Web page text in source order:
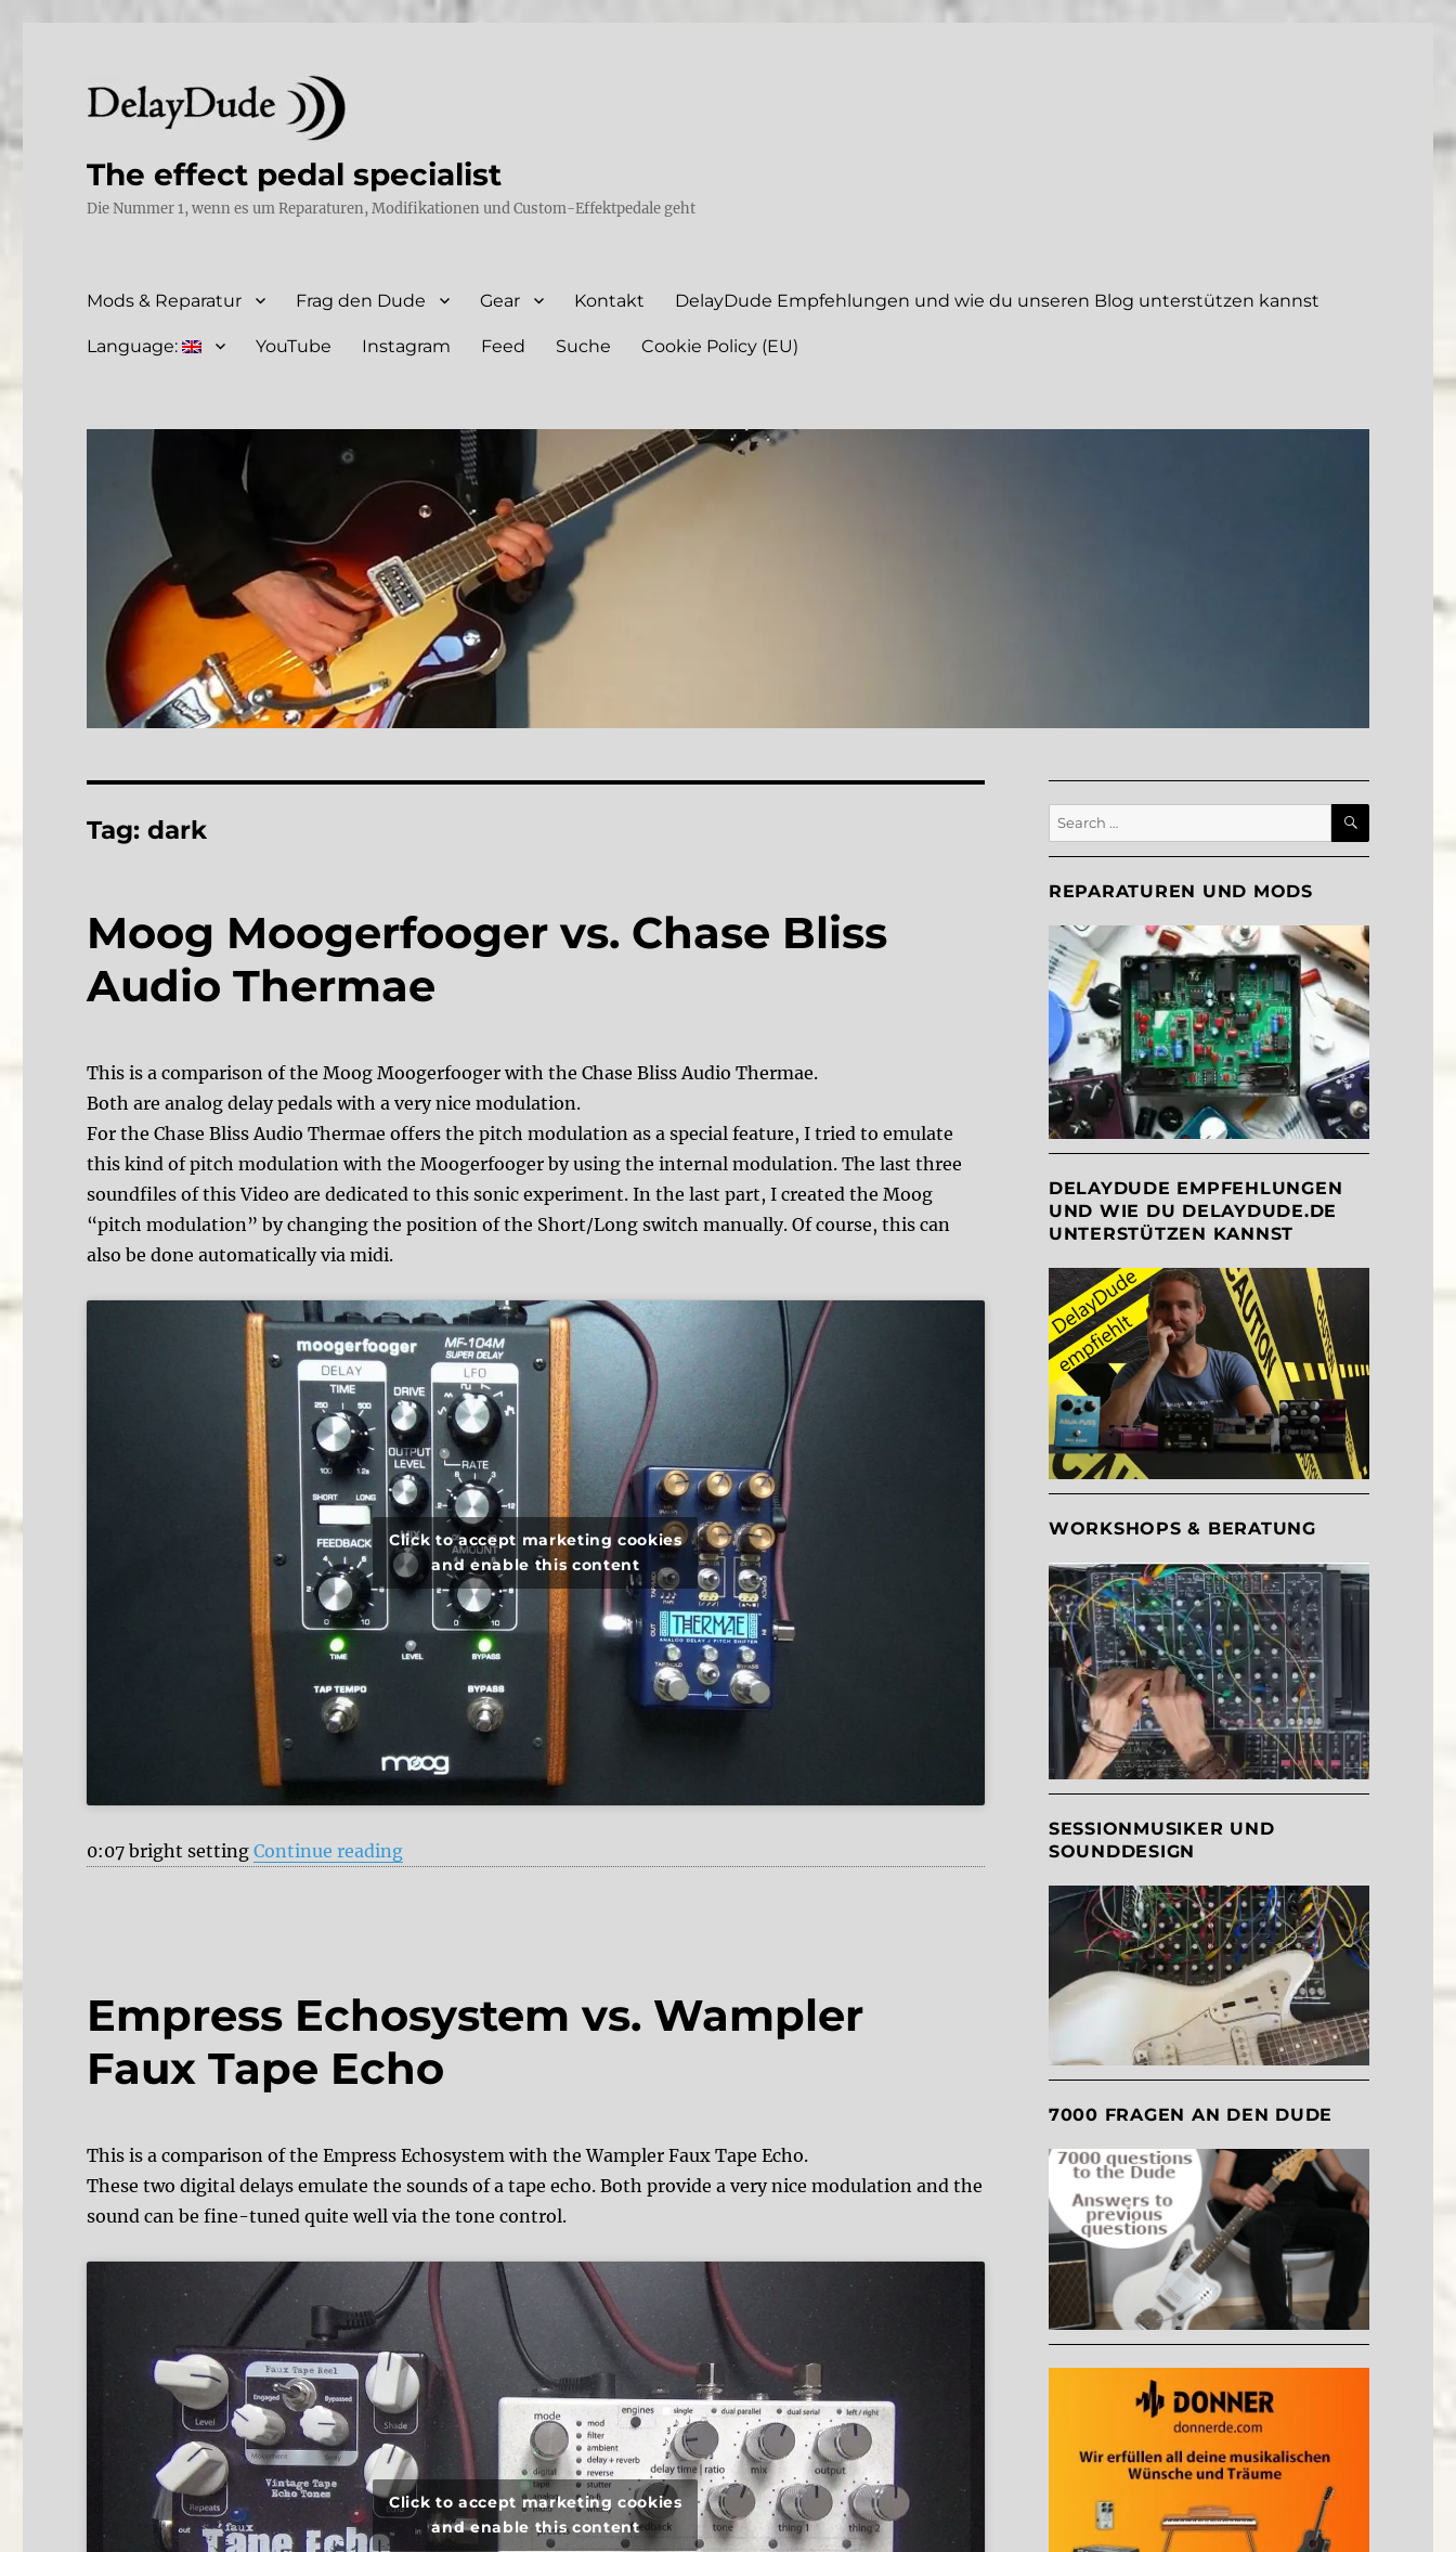
The effect pedal specialist
Die Nummer 1, wenn es um Reparaturen, Modifikationen und Custom-Effektpedale geht
Mods & Reparatur Frag den Dude Gear Kontakt DelayDude Empfehlungen und wie du unseren Blog unterstützen kannst
Language: YouTube Instagram Feed Suche Cookie Policy (EU)
Tag:dark
Moog Moogerfooger vs. Chase Bliss
Audio Thermae
This is a comparison of the Moog Moogerfooger with the Chase Bliss Audio Thermae.
Both are analog delay pedals with a very nice modulation.
For the Chase Bliss Audio Thermae offers the pitch modulation as a special feature, I tried to emulate
this kind of pitch modulation with the Moogerfooger by using the internal modulation. The last three
soundfiles of this Video are dedicated to this sonic experiment. In the last part, I created the Moog
“pitch modulation” by changing the position of the Short/Long switch manually. Of course, this can
also be done automatically via midi.
Click to accept marketing cookies
and enable this content
0:07 bright settingContinue reading“Moog Moogerfooger vs. Chase Bliss Audio Thermae”
Empress Echosystem vs. Wampler
Faux Tape Echo
This is a comparison of the Empress Echosystem with the Wampler Faux Tape Echo.
These two digital delays emulate the sounds of a tape echo. Both provide a very nice modulation and the
sound can be fine-tuned quite well via the tone control.
Click to accept marketing cookies
and enable this content
Search
for:
SEARCH
REPARATUREN UND MODS
DELAYDUDE EMPFEHLUNGEN
UND WIE DU DELAYDUDE.DE
UNTERSTÜTZEN KANNST
WORKSHOPS & BERATUNG
SESSIONMUSIKER UND
SOUNDDESIGN
7000 FRAGEN AN DEN DUDE